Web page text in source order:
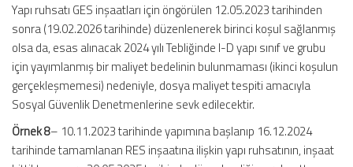
Yapı ruhsatı GES inşaatları için öngörülen 12.05.2023 tarihinden
sonra (19.02.2026 tarihinde) düzenlenerek birinci koşul sağlanmış
olsa da, esas alınacak 2024 yılı Tebliğinde I-D yapı sınıf ve grubu
için yayımlanmış bir maliyet bedelinin bulunmaması (ikinci koşulun
gerçekleşmemesi) nedeniyle, dosya maliyet tespiti amacıyla
Sosyal Güvenlik Denetmenlerine sevk edilecektir.
Örnek 8– 10.11.2023 tarihinde yapımına başlanıp 16.12.2024
tarihinde tamamlanan RES inşaatına ilişkin yapı ruhsatının, inşaat